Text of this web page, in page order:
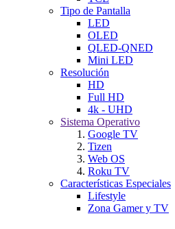
Tipo de Pantalla
LED
OLED
QLED-QNED
Mini LED
Resolución
HD
Full HD
4k - UHD
Sistema Operativo
Google TV
Tizen
Web OS
Roku TV
Características Especiales
Lifestyle
Zona Gamer y TV